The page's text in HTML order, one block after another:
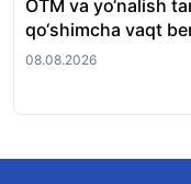
OTM va yo‘nalish
qo‘shimcha vaqt
08.08.2026